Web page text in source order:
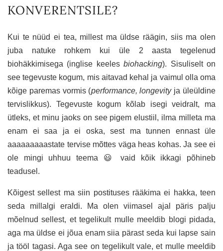
KONVERENTSILE?
Kui te nüüd ei tea, millest ma üldse räägin, siis ma olen
juba natuke rohkem kui üle 2 aasta tegelenud
biohäkkimisega (inglise keelesbiohacking). Sisuliselt on
see tegevuste kogum, mis aitavad kehal ja vaimul olla oma
kõige paremas vormis (performance, longevityja üleüldine
tervislikkus). Tegevuste kogum kõlab isegi veidralt, ma
ütleks, et minu jaoks on see pigem elustiil, ilma milleta ma
enam ei saa ja ei oska, sest ma tunnen ennast üle
aaaaaaaaastate tervise mõttes väga heas kohas. Ja see ei
ole mingi uhhuu teema 😃 vaid kõik ikkagi põhineb
teadusel.
Kõigest sellest ma siin postituses rääkima ei hakka, teen
seda millalgi eraldi. Ma olen viimasel ajal päris palju
mõelnud sellest, et tegelikult mulle meeldib blogi pidada,
aga ma üldse ei jõua enam siia pärast seda kui lapse sain
ja tööl tagasi. Aga see on tegelikult vale, et mulle meeldib